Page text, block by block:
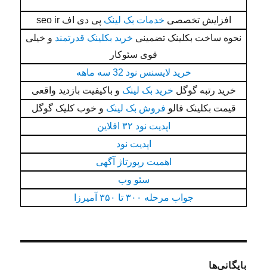
افزایش تخصصی خدمات بک لینک پی دی اف seo ir
نحوه ساخت بکلینک تضمینی خرید بکلینک قدرتمند و خیلی
قوی سئوکار
خرید لایسنس نود 32 سه ماهه
خرید رتبه گوگل خرید بک لینک و باکیفیت بازدید واقعی
قیمت بکلینک فالو فروش بک لینک و خوب کلیک گوگل
اپدیت نود ۳۲ افلاین
اپدیت نود
اهمیت رپورتاژ آگهی
سئو وب
جواب مرحله ۳۰۰ تا ۳۵۰ آمیرزا
بایگانی‌ها